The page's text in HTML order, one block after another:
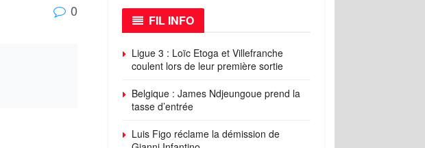
0
FIL INFO
Ligue 3 : Loïc Etoga et Villefranche
coulent lors de leur première sortie
Belgique : James Ndjeungoue prend la
tasse d’entrée
Luis Figo réclame la démission de